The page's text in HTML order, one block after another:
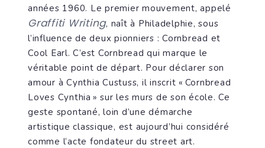
années 1960. Le premier mouvement, appelé
Graffiti Writing, naît à Philadelphie, sous
l’influence de deux pionniers : Cornbread et
Cool Earl. C’est Cornbread qui marque le
véritable point de départ. Pour déclarer son
amour à Cynthia Custuss, il inscrit « Cornbread
Loves Cynthia » sur les murs de son école. Ce
geste spontané, loin d’une démarche
artistique classique, est aujourd’hui considéré
comme l’acte fondateur du street art.